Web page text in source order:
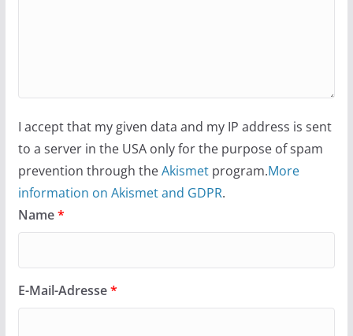
I accept that my given data and my IP address is sent
to a server in the USA only for the purpose of spam
prevention through theAkismetprogram.More
information on Akismet and GDPR.
Name*
E-Mail-Adresse*